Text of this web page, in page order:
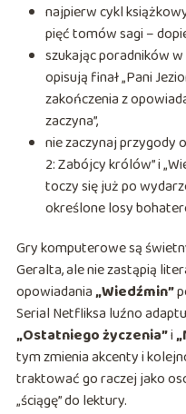
najpierw cykl
pięć tomów sagi –
szukając poradników
opisują finał „Pani
zakończenia z
zaczyna”,
nie zaczynaj przygody
2: Zabójcy królów” i
toczy się już po
określone losy
Gry komputerowe są
Geralta, ale nie zastąpią
opowiadania„Wiedźmin”
Serial Netfliksa luźno
„Ostatniego życzenia”i
tym zmienia akcenty i
traktować go raczej jako
„ściągę” do lektury.